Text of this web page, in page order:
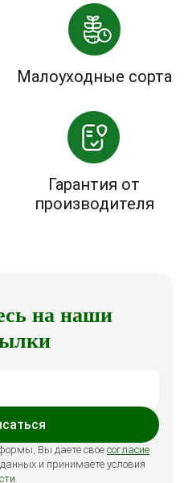
Малоуходные сорта
Гарантия от
производителя
на наши
Вы даете свое согласие
и принимаете условия
.